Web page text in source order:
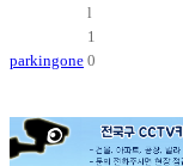
parkingone